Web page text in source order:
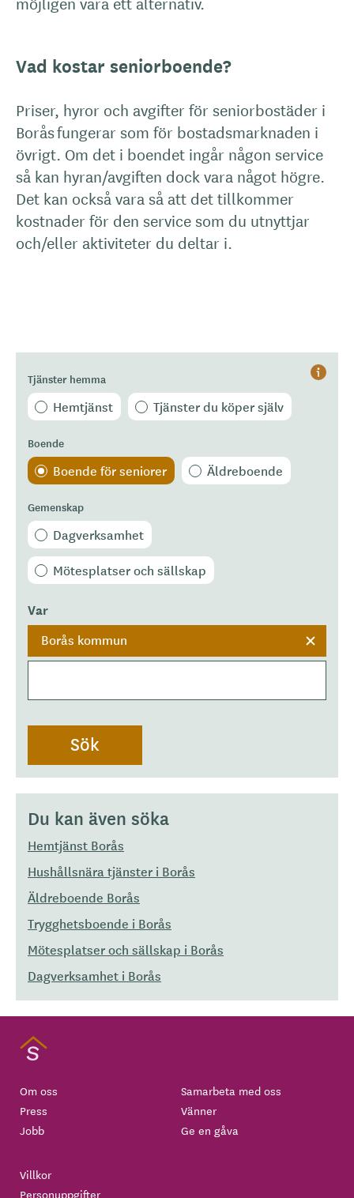
Hjälp
Tjänster hemma
Hemtjänst Tjänster du köper själv
Boende
Boende för seniorer Äldreboende
Gemenskap
Dagverksamhet
Mötesplatser och sällskap
Var
Borås kommun
Du kan även söka
Hemtjänst Borås
Hushållsnära tjänster i Borås
Äldreboende Borås
Trygghetsboende i Borås
Mötesplatser och sällskap i Borås
Dagverksamhet i Borås
Vad kostar seniorboende?
Priser, hyror och avgifter för seniorbostäder i
Borås fungerar som för bostadsmarknaden i
övrigt. Om det i boendet ingår någon service
så kan hyran/avgiften dock vara något högre.
Det kan också vara så att det tillkommer
kostnader för den service som du utnyttjar
och/eller aktiviteter du deltar i.
Om oss
Press
Jobb
Samarbeta med oss
Vänner
Ge en gåva
Villkor
Personuppgifter